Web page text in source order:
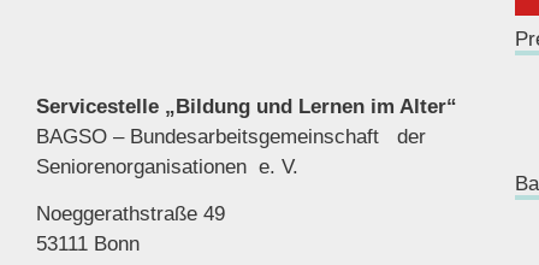
Servicestelle „Bildung und Lernen im Alter“
BAGSO – Bundesarbeitsgemeinschaft der
Seniorenorganisationen e. V.
Noeggerathstraße 49
53111 Bonn